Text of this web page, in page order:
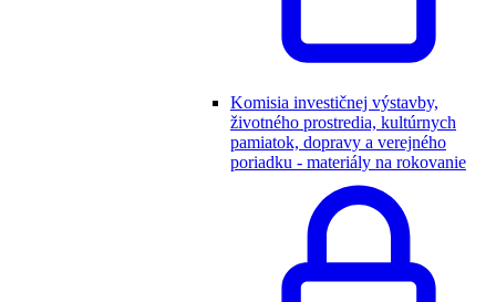
Komisia investičnej výstavby,
životného prostredia, kultúrnych
pamiatok, dopravy a verejného
poriadku - materiály na rokovanie